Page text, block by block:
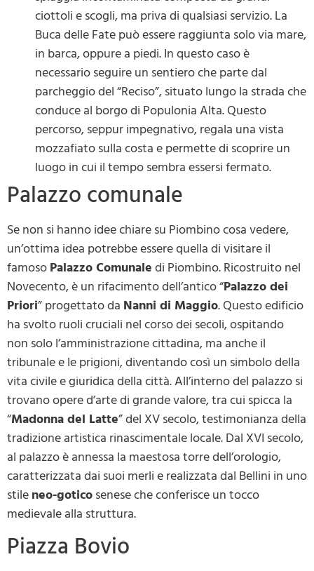
ciottoli e scogli, ma priva di qualsiasi servizio. La
Buca delle Fate può essere raggiunta solo via mare,
in barca, oppure a piedi. In questo caso è
necessario seguire un sentiero che parte dal
parcheggio del “Reciso”, situato lungo la strada che
conduce al borgo di Populonia Alta. Questo
percorso, seppur impegnativo, regala una vista
mozzafiato sulla costa e permette di scoprire un
luogo in cui il tempo sembra essersi fermato.
Palazzo comunale
Se non si hanno idee chiare su Piombino cosa vedere,
un’ottima idea potrebbe essere quella di visitare il
famoso Palazzo Comunale di Piombino. Ricostruito nel
Novecento, è un rifacimento dell’antico “Palazzo dei
Priori” progettato da Nanni di Maggio. Questo edificio
ha svolto ruoli cruciali nel corso dei secoli, ospitando
non solo l’amministrazione cittadina, ma anche il
tribunale e le prigioni, diventando così un simbolo della
vita civile e giuridica della città. All’interno del palazzo si
trovano opere d’arte di grande valore, tra cui spicca la
“Madonna del Latte” del XV secolo, testimonianza della
tradizione artistica rinascimentale locale. Dal XVI secolo,
al palazzo è annessa la maestosa torre dell’orologio,
caratterizzata dai suoi merli e realizzata dal Bellini in uno
stile neo-gotico senese che conferisce un tocco
medievale alla struttura.
Piazza Bovio